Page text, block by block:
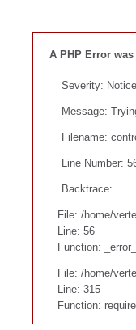
A PHP Error
Severity: Notice
Message:
Filename:
Line Number:
Backtrace:
File: /home/
Line: 56
Function:
File: /home/
Line: 315
Function: